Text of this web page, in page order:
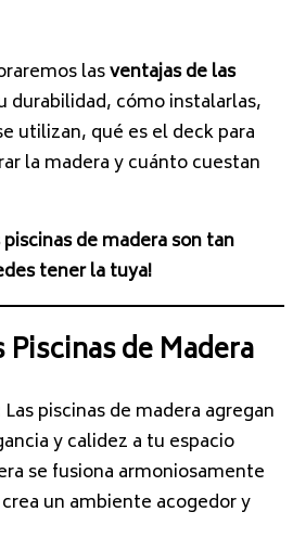
lasventajas de las
durabilidad, cómo instalarlas,
utilizan, qué es el deck para
la madera y cuánto cuestan
de madera son tan
tener la tuya!
de Madera
Las piscinas de madera agregan
y calidez a tu espacio
se fusiona armoniosamente
un ambiente acogedor y